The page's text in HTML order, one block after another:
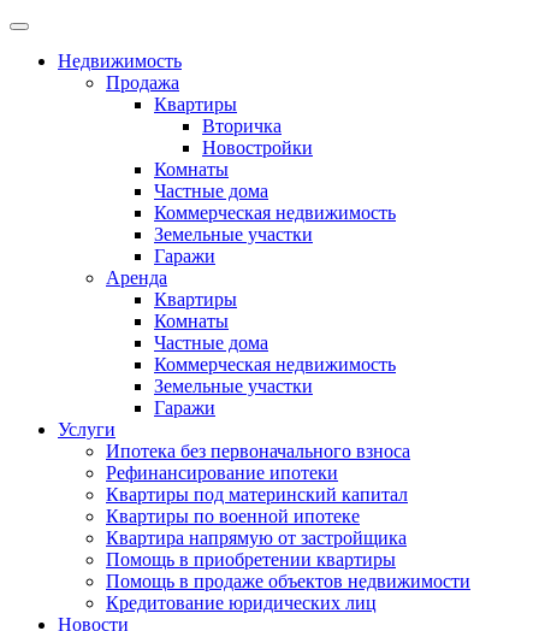
Недвижимость
Продажа
Квартиры
Вторичка
Новостройки
Комнаты
Частные дома
Коммерческая недвижимость
Земельные участки
Гаражи
Аренда
Квартиры
Комнаты
Частные дома
Коммерческая недвижимость
Земельные участки
Гаражи
Услуги
Ипотека без первоначального взноса
Рефинансирование ипотеки
Квартиры под материнский капитал
Квартиры по военной ипотеке
Квартира напрямую от застройщика
Помощь в приобретении квартиры
Помощь в продаже объектов недвижимости
Кредитование юридических лиц
Новости